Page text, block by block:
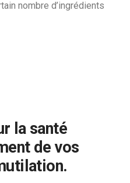
nombre d’ingrédients
la santé
de vos